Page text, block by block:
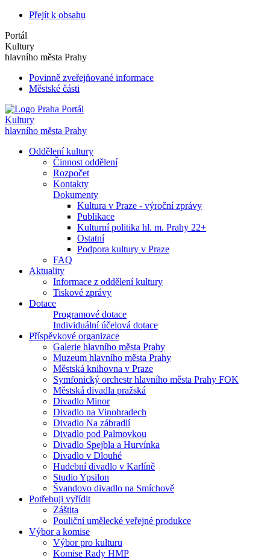
Přejít k obsahu
Portál
Kultury
hlavního města Prahy
Povinně zveřejňované informace
Městské části
Portál
Kultury
hlavního města Prahy
Oddělení kultury
Činnost oddělení
Rozpočet
Kontakty
Dokumenty
Kultura v Praze - výroční zprávy
Publikace
Kulturní politika hl. m. Prahy 22+
Ostatní
Podpora kultury v Praze
FAQ
Aktuality
Informace z oddělení kultury
Tiskové zprávy
Dotace
Programové dotace
Individuální účelová dotace
Příspěvkové organizace
Galerie hlavního města Prahy
Muzeum hlavního města Prahy
Městská knihovna v Praze
Symfonický orchestr hlavního města Prahy FOK
Městská divadla pražská
Divadlo Minor
Divadlo na Vinohradech
Divadlo Na zábradlí
Divadlo pod Palmovkou
Divadlo Spejbla a Hurvínka
Divadlo v Dlouhé
Hudební divadlo v Karlíně
Studio Ypsilon
Švandovo divadlo na Smíchově
Potřebuji vyřídit
Záštita
Pouliční umělecké veřejné produkce
Výbor a komise
Výbor pro kulturu
Komise Rady HMP